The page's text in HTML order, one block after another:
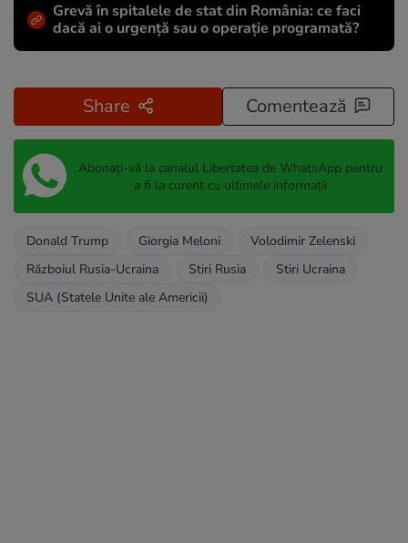
Grevă în spitalele de stat din România: ce faci
dacă ai o urgență sau o operație programată?
Share Comentează
Abonați-vă la canalul Libertatea de WhatsApp pentru
a fi la curent cu ultimele informații
Donald Trump Giorgia Meloni
Volodimir Zelenski
Războiul Rusia-Ucraina
Stiri Rusia
Stiri Ucraina
SUA (Statele Unite ale Americii)